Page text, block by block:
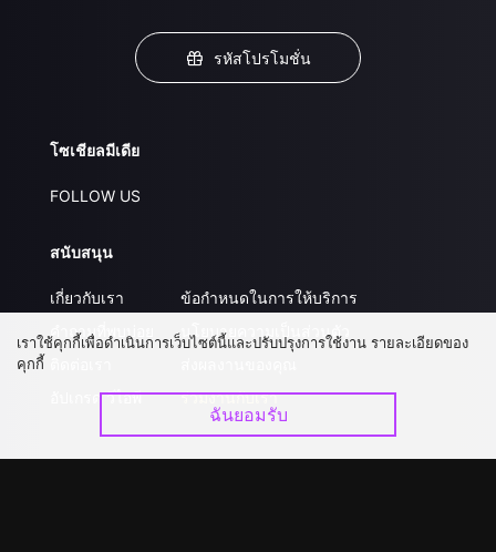
รหัสโปรโมชั่น
โซเชียลมีเดีย
FOLLOW US
สนับสนุน
เกี่ยวกับเรา
คำถามที่พบบ่อย
อัปเกรด วีไอพี
ข้อกำหนดในการให้บริการ
นโยบายความเป็นส่วนตัว
ร่วมงานกับเรา
เราใช้คุกกี้เพื่อดำเนินการเว็บไซต์นี้และปรับปรุงการใช้งาน รายละเอียดของ
คุกกี้
ฉันยอมรับ